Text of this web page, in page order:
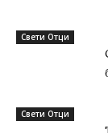
Свети Отци
Свети Отци